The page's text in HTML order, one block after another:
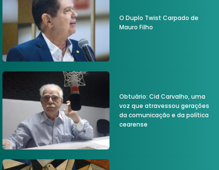
O Duplo Twist Carpado de
Mauro Filho
Obtuário: Cid Carvalho, uma
voz que atravessou gerações
da comunicação e da política
cearense